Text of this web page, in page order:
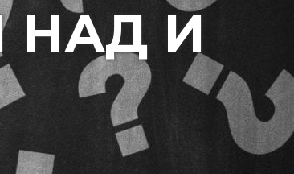
НАД И